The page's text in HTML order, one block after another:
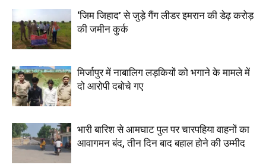
‘जिम जिहाद’ से जुड़े गैंग लीडर इमरान की डेढ़ करोड़
की जमीन कुर्क
मिर्जापुर में नाबालिग लड़कियों को भगाने के मामले में
दो आरोपी दबोचे गए
भारी बारिश से आमघाट पुल पर चारपहिया वाहनों का
आवागमन बंद, तीन दिन बाद बहाल होने की उम्मीद